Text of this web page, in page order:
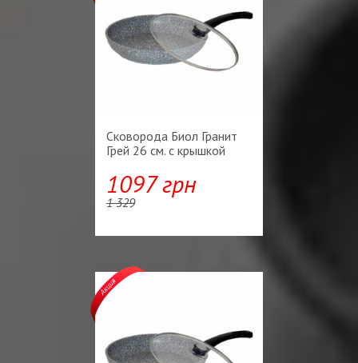
Сковорода Биол Гранит
Грей 26 см. с крышкой
1097 грн
1 329